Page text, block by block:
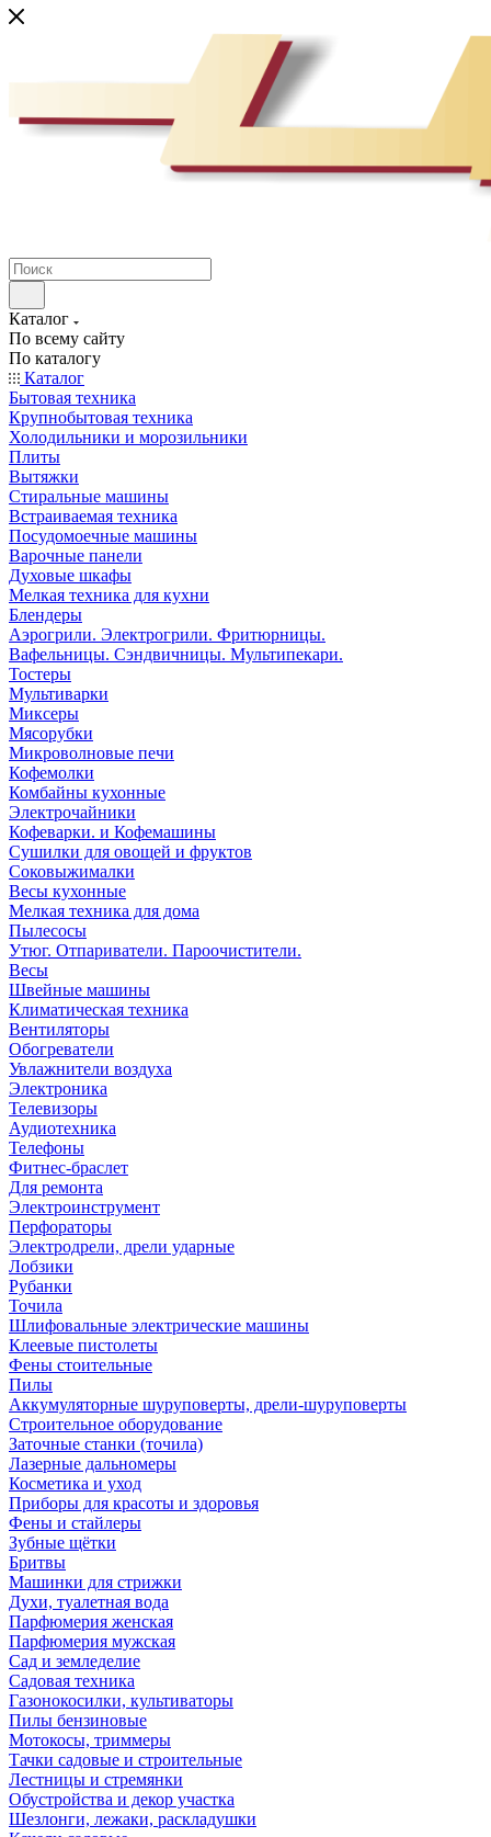
Каталог
По всему сайту
По каталогу
Каталог
Бытовая техника
Крупнобытовая техника
Холодильники и морозильники
Плиты
Вытяжки
Стиральные машины
Встраиваемая техника
Посудомоечные машины
Варочные панели
Духовые шкафы
Мелкая техника для кухни
Блендеры
Аэрогрили. Электрогрили. Фритюрницы.
Вафельницы. Сэндвичницы. Мультипекари.
Тостеры
Мультиварки
Миксеры
Мясорубки
Микроволновые печи
Кофемолки
Комбайны кухонные
Электрочайники
Кофеварки. и Кофемашины
Сушилки для овощей и фруктов
Соковыжималки
Весы кухонные
Мелкая техника для дома
Пылесосы
Утюг. Отпариватели. Пароочистители.
Весы
Швейные машины
Климатическая техника
Вентиляторы
Обогреватели
Увлажнители воздуха
Электроника
Телевизоры
Аудиотехника
Телефоны
Фитнес-браслет
Для ремонта
Электроинструмент
Перфораторы
Электродрели, дрели ударные
Лобзики
Рубанки
Точила
Шлифовальные электрические машины
Клеевые пистолеты
Фены стоительные
Пилы
Аккумуляторные шуруповерты, дрели-шуруповерты
Строительное оборудование
Заточные станки (точила)
Лазерные дальномеры
Косметика и уход
Приборы для красоты и здоровья
Фены и стайлеры
Зубные щётки
Бритвы
Машинки для стрижки
Духи, туалетная вода
Парфюмерия женская
Парфюмерия мужская
Сад и земледелие
Садовая техника
Газонокосилки, культиваторы
Пилы бензиновые
Мотокосы, триммеры
Тачки садовые и строительные
Лестницы и стремянки
Обустройства и декор участка
Шезлонги, лежаки, раскладушки